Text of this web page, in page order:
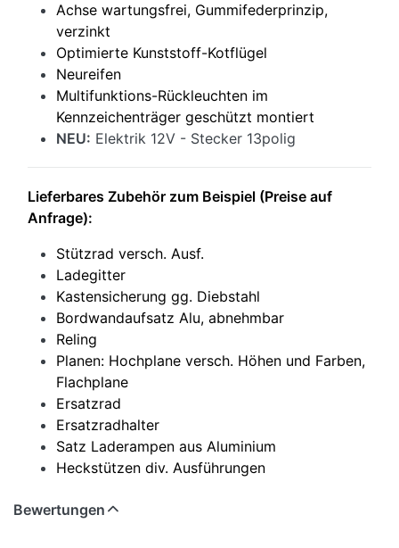
Achse wartungsfrei, Gummifederprinzip,
verzinkt
Optimierte Kunststoff-Kotflügel
Neureifen
Multifunktions-Rückleuchten im
Kennzeichenträger geschützt montiert
NEU: Elektrik 12V - Stecker 13polig
Lieferbares Zubehör zum Beispiel (Preise auf
Anfrage):
Stützrad versch. Ausf.
Ladegitter
Kastensicherung gg. Diebstahl
Bordwandaufsatz Alu, abnehmbar
Reling
Planen: Hochplane versch. Höhen und Farben,
Flachplane
Ersatzrad
Ersatzradhalter
Satz Laderampen aus Aluminium
Heckstützen div. Ausführungen
Bewertungen